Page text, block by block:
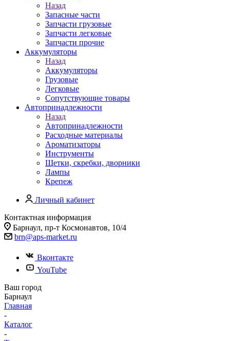
Назад
Запасные части
Запчасти грузовые
Запчасти легковые
Запчасти прочие
Аккумуляторы
Назад
Аккумуляторы
Грузовые
Легковые
Сопутствующие товары
Автопринадлежности
Назад
Автопринадлежности
Расходные материалы
Ароматизаторы
Инструменты
Щетки, скребки, дворники
Лампы
Крепеж
Личный кабинет
Контактная информация
Барнаул, пр-т Космонавтов, 10/4
brn@aps-market.ru
Вконтакте
YouTube
Ваш город
Барнаул
Главная
-
Каталог
-